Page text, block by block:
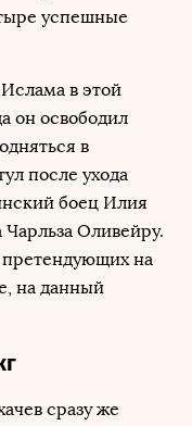
успешные
в этой
он освободил
в
после ухода
боец Илия
Оливейру.
претендующих на
на данный
сразу же